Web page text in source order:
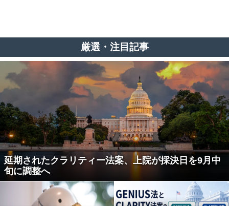
厳選・注目記事
延期されたクラリティー法案、上院が採決日を9月中
旬に調整へ